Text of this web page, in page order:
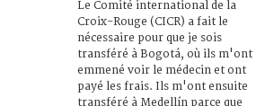
Le Comité international de la
Croix-Rouge (CICR) a fait le
nécessaire pour que je sois
transféré à Bogotá, où ils m'ont
emmené voir le médecin et ont
payé les frais. Ils m'ont ensuite
transféré à Medellín parce que